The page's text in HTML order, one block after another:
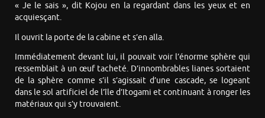
« Je le sais », dit Kojou en la regardant dans les yeux et en
acquiesçant.
Il ouvrit la porte de la cabine et s’en alla.
Immédiatement devant lui, il pouvait voir l’énorme sphère qui
ressemblait à un œuf tacheté. D’innombrables lianes sortaient
de la sphère comme s’il s’agissait d’une cascade, se logeant
dans le sol artificiel de l’île d’Itogami et continuant à ronger les
matériaux qui s’y trouvaient.